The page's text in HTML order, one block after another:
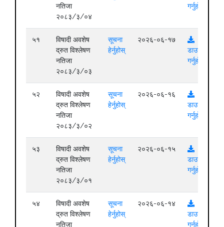
नतिजा
२०८३/३/०४
गर्नुहोस्
५१
विषादी अवशेष
द्रुत विश्लेषण
नतिजा
२०८३/३/०३
सूचना
हेर्नुहोस्
२०२६-०६-१७
डाउनलोड
गर्नुहोस्
५२
विषादी अवशेष
द्रुत विश्लेषण
नतिजा
२०८३/३/०२
सूचना
हेर्नुहोस्
२०२६-०६-१६
डाउनलोड
गर्नुहोस्
५३
विषादी अवशेष
द्रुत विश्लेषण
नतिजा
२०८३/३/०१
सूचना
हेर्नुहोस्
२०२६-०६-१५
डाउनलोड
गर्नुहोस्
५४
विषादी अवशेष
द्रुत विश्लेषण
नतिजा
सूचना
हेर्नुहोस्
२०२६-०६-१४
डाउनलोड
गर्नुहोस्